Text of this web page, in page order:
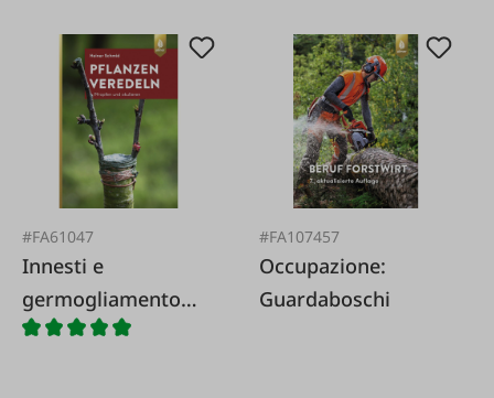
#FA61047
Innesti e
germogliamento
delle piante
#FA107457
Occupazione:
Guardaboschi